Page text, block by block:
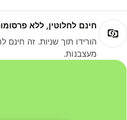
חינם לחלוטין, ללא פרסומות
הורידו תוך שניות. זה חינם
מעצבנות.